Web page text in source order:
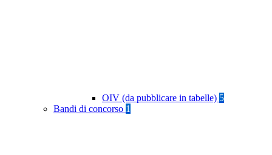
OIV (da pubblicare in tabelle) 5
Bandi di concorso 1